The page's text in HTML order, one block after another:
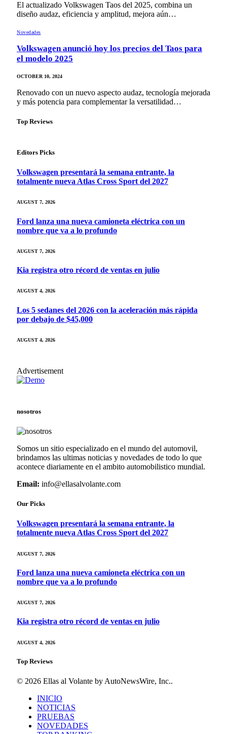
El actualizado Volkswagen Taos del 2025, combina un
diseño audaz, eficiencia y amplitud, mejora aún…
Novedades
Volkswagen anunció hoy los precios del Taos para
el modelo 2025
OCTOBER 10, 2024
Renovado con un nuevo aspecto audaz, tecnología mejorada
y más potencia para complementar la versatilidad…
Top Reviews
Editors Picks
Volkswagen presentará la semana entrante, la
totalmente nueva Atlas Cross Sport del 2027
AUGUST 7, 2026
Ford lanza una nueva camioneta eléctrica con un
nombre que va a lo profundo
AUGUST 7, 2026
Kia registra otro récord de ventas en julio
AUGUST 4, 2026
Los 5 sedanes del 2026 con la aceleración más rápida
por debajo de $45,000
AUGUST 4, 2026
Advertisement
nosotros
Somos un sitio especializado en el mundo del automovil,
brindamos las ultimas noticias y novedades de todo lo que
acontece diariamente en el ambito automobilistico mundial.
Email: info@ellasalvolante.com
Our Picks
Volkswagen presentará la semana entrante, la
totalmente nueva Atlas Cross Sport del 2027
AUGUST 7, 2026
Ford lanza una nueva camioneta eléctrica con un
nombre que va a lo profundo
AUGUST 7, 2026
Kia registra otro récord de ventas en julio
AUGUST 4, 2026
Top Reviews
© 2026 Ellas al Volante by AutoNewsWire, Inc..
INICIO
NOTICIAS
PRUEBAS
NOVEDADES